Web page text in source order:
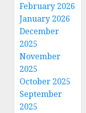
February 2026
January 2026
December
2025
November
2025
October 2025
September
2025